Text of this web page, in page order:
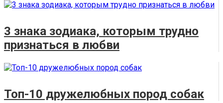
3 знака зодиака, которым трудно
признаться в любви
Топ-10 дружелюбных пород собак